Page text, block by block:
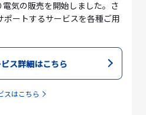
気の販売を開始しました。さ
ポートするサービスを各種ご用
ス詳細はこちら
スはこちら